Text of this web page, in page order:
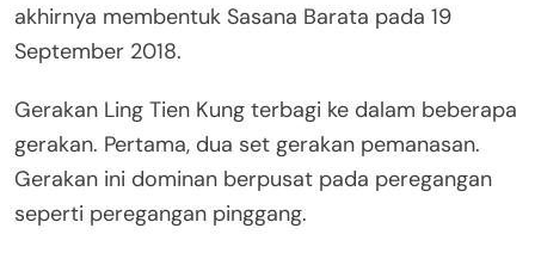
akhirnya membentuk Sasana Barata pada 19
September 2018.
Gerakan Ling Tien Kung terbagi ke dalam beberapa
gerakan. Pertama, dua set gerakan pemanasan.
Gerakan ini dominan berpusat pada peregangan
seperti peregangan pinggang.